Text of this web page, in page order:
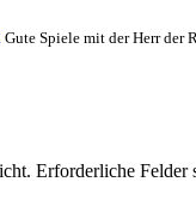
Gute Spiele mit der Herr der
Erforderliche Felder